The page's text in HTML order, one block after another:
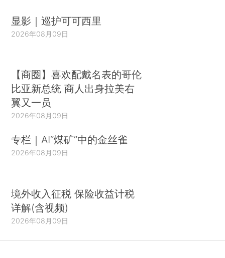
显影｜巡护可可西里
2026年08月09日
【商圈】喜欢配戴名表的哥伦
比亚新总统 商人出身拉美右
翼又一员
2026年08月09日
专栏｜AI“煤矿”中的金丝雀
2026年08月09日
境外收入征税 保险收益计税
详解(含视频)
2026年08月09日